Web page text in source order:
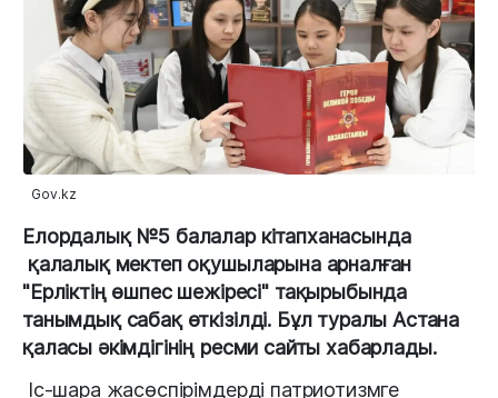
Gov.kz
Елордалық №5 балалар кітапханасында
қалалық мектеп оқушыларына арналған
"Ерліктің өшпес шежіресі" тақырыбында
танымдық сабақ өткізілді. Бұл туралы Астана
қаласы әкімдігінің ресми сайты хабарлады.
Іс-шара жасөспірімдерді патриотизмге